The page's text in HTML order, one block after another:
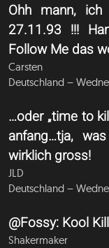
Ohh mann,
27.11.93 !!!
Follow Me das
Carsten
Deutschland –
…oder „time to
anfang…tja,
wirklich gross!
JLD
Deutschland –
@Fossy: Kool
Shakermaker